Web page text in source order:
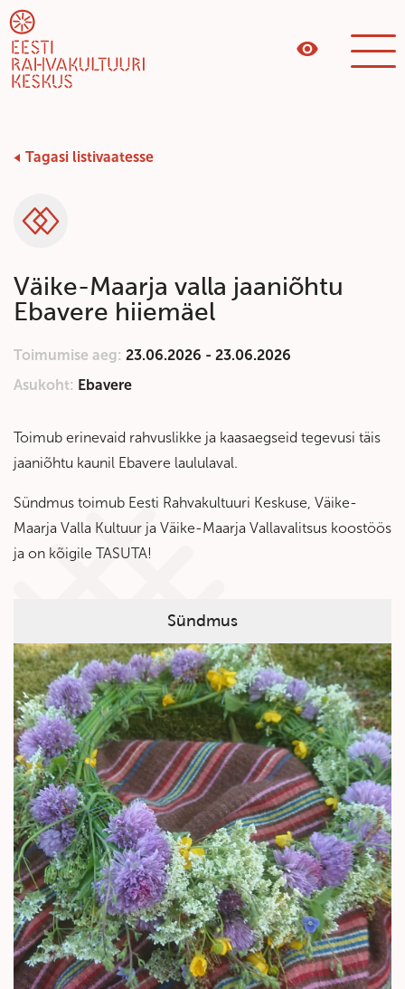
Sündmus
Tagasi listivaatesse
Kategooria
Väike-Maarja valla jaaniõhtu
Ebavere hiiemäel
Toimumise aeg: 23.06.2026 - 23.06.2026
Asukoht: Ebavere
Toimub erinevaid rahvuslikke ja kaasaegseid tegevusi täis
jaaniõhtu kaunil Ebavere laululaval.
Sündmus toimub Eesti Rahvakultuuri Keskuse, Väike-
Maarja Valla Kultuur ja Väike-Maarja Vallavalitsus koostöös
ja on kõigile TASUTA!